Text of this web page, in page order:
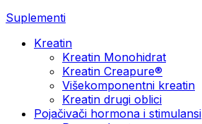
Suplementi
Kreatin
Kreatin Monohidrat
Kreatin Creapure®
Višekomponentni kreatin
Kreatin drugi oblici
Pojačivači hormona i stimulansi